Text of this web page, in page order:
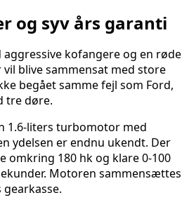
og syv års garanti
kofangere og en røde
blive sammensat med store
begået samme fejl som Ford,
tre døre.
1.6-liters turbomotor med
ydelsen er endnu ukendt. Der
omkring 180 hk og klare 0-100
Motoren sammensættes